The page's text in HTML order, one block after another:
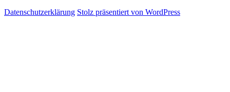
Datenschutzerklärung Stolz präsentiert von WordPress